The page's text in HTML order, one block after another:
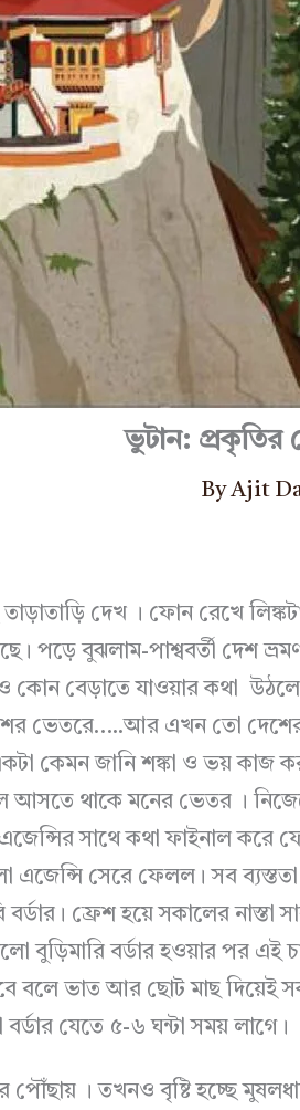
ভুটান: প্রকৃতির
ByAjit
তাড়াতাড়ি দেখ । ফোন রেখে
পড়ে বুঝলাম-পাশ্ববর্তী দেশ
কোন বেড়াতে যাওয়ার কথা
ভেতরে…..আর এখন তো
কেমন জানি শঙ্কা ও ভয় কাজ
আসতে থাকে মনের ভেতর ।
এজেন্সির সাথে কথা ফাইনাল করে
এজেন্সি সেরে ফেলল। সব
ফ্রেশ হয়ে সকালের নাস্তা
বুড়িমারি বর্ডার হওয়ার পর এই
বলে ভাত আর ছোট মাছ দিয়েই
যেতে ৫-৬ ঘন্টা সময় লাগে।
পৌঁছায় । তখনও বৃষ্টি হচ্ছে